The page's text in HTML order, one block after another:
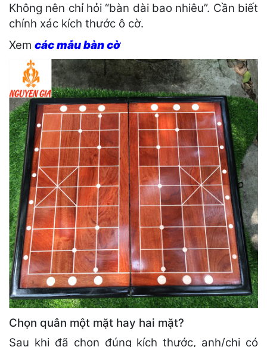
Không nên chỉ hỏi “bàn dài bao nhiêu”. Cần biết
chính xác kích thước ô cờ.
Xem các mẫu bàn cờ
Chọn quân một mặt hay hai mặt?
Sau khi đã chọn đúng kích thước, anh/chị có